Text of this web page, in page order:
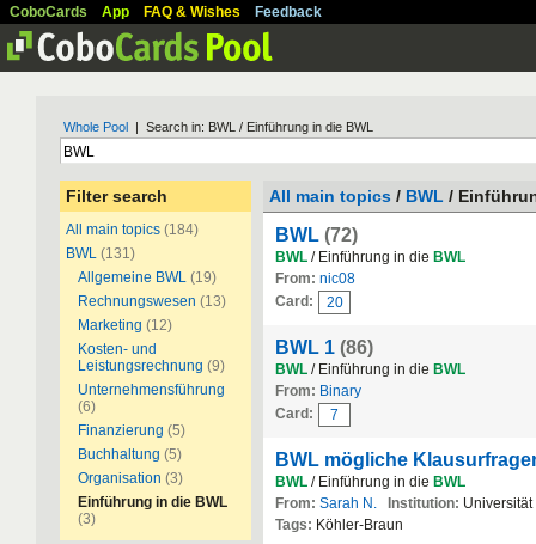
CoboCards App FAQ & Wishes Feedback
Whole Pool | Search in: BWL / Einführung in die BWL
Filter search
All main topics (184)
BWL (131)
Allgemeine BWL (19)
Rechnungswesen (13)
Marketing (12)
Kosten- und
Leistungsrechnung (9)
Unternehmensführung
(6)
Finanzierung (5)
Buchhaltung (5)
Organisation (3)
Einführung in die BWL
(3)
All main topics / BWL /
BWL (72)
BWL / Einführung in die BWL
From: nic08
Card:
20
BWL 1 (86)
BWL / Einführung in die BWL
From: Binary
Card:
7
BWL mögliche
BWL / Einführung in die BWL
From: Sarah N. Institution:
Tags: Köhler-Braun